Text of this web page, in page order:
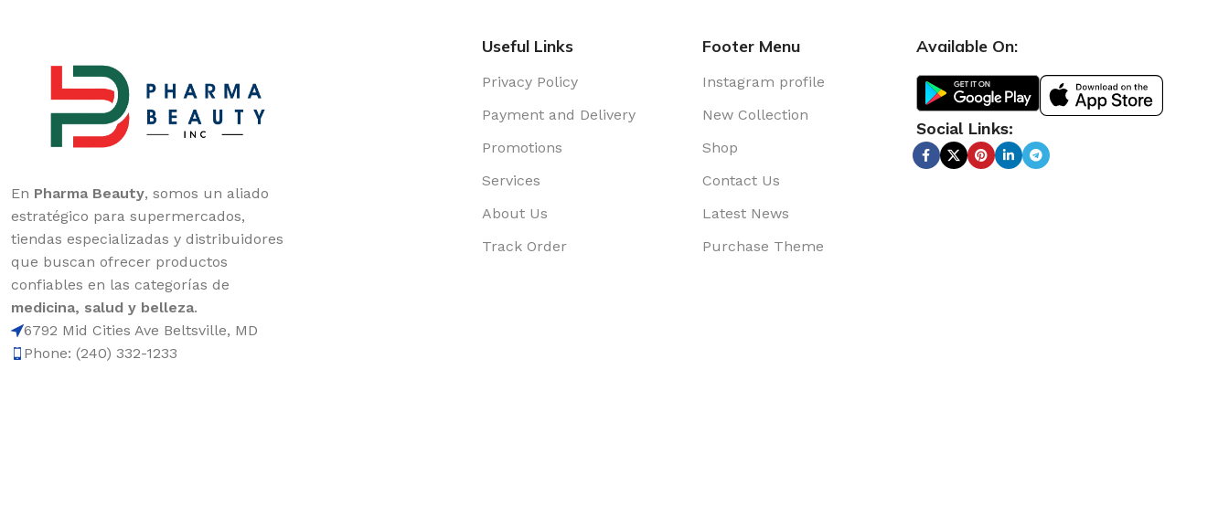
En Pharma Beauty, somos un aliado
estratégico para supermercados,
tiendas especializadas y distribuidores
que buscan ofrecer productos
confiables en las categorías de
medicina, salud y belleza.
6792 Mid Cities Ave Beltsville, MD
Phone: (240) 332-1233
Useful Links
Privacy Policy
Payment and Delivery
Promotions
Services
About Us
Track Order
Footer Menu
Instagram profile
New Collection
Shop
Contact Us
Latest News
Purchase Theme
Available On:
Social Links: